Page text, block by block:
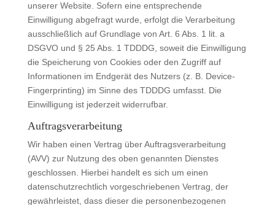
unserer Website. Sofern eine entsprechende
Einwilligung abgefragt wurde, erfolgt die Verarbeitung
ausschließlich auf Grundlage von Art. 6 Abs. 1 lit. a
DSGVO und § 25 Abs. 1 TDDDG, soweit die Einwilligung
die Speicherung von Cookies oder den Zugriff auf
Informationen im Endgerät des Nutzers (z. B. Device-
Fingerprinting) im Sinne des TDDDG umfasst. Die
Einwilligung ist jederzeit widerrufbar.
Auftragsverarbeitung
Wir haben einen Vertrag über Auftragsverarbeitung
(AVV) zur Nutzung des oben genannten Dienstes
geschlossen. Hierbei handelt es sich um einen
datenschutzrechtlich vorgeschriebenen Vertrag, der
gewährleistet, dass dieser die personenbezogenen